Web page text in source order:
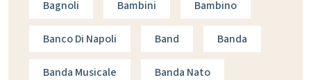
Bagnoli Bambini Bambino
Banco Di Napoli Band Banda
Banda Musicale Banda Nato